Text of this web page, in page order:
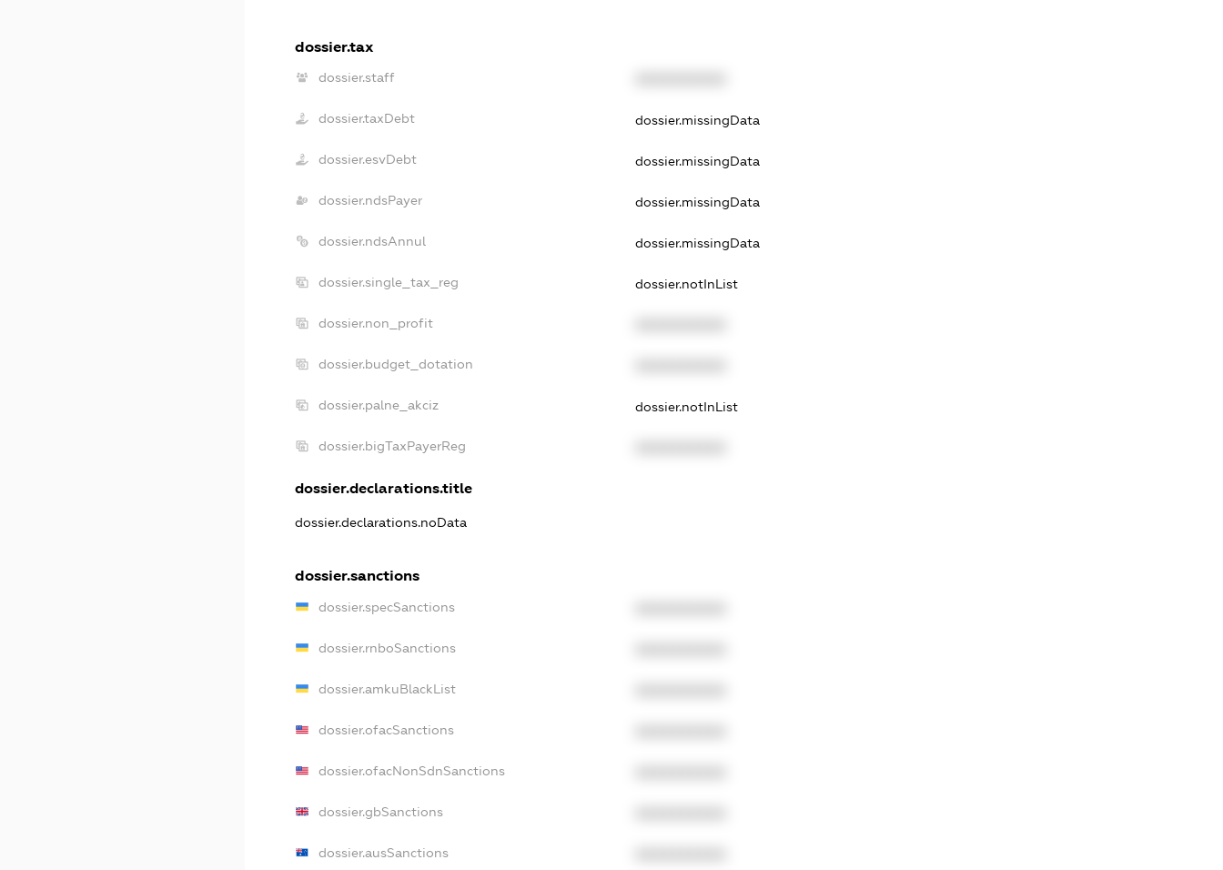
dossier.tax
dossier.staff
dossier.taxDebt dossier.missingData
dossier.esvDebt dossier.missingData
dossier.ndsPayer dossier.missingData
dossier.ndsAnnul dossier.missingData
dossier.single_tax_reg dossier.notInList
dossier.non_profit
dossier.budget_dotation
dossier.palne_akciz dossier.notInList
dossier.bigTaxPayerReg
dossier.declarations.title
dossier.declarations.noData
dossier.sanctions
dossier.specSanctions
dossier.rnboSanctions
dossier.amkuBlackList
dossier.ofacSanctions
dossier.ofacNonSdnSanctions
dossier.gbSanctions
dossier.ausSanctions